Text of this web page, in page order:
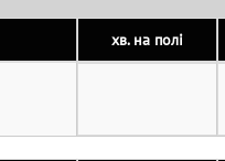
хв. на полі